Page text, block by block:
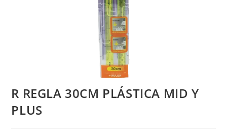
R REGLA 30CM PLÁSTICA MID Y
PLUS